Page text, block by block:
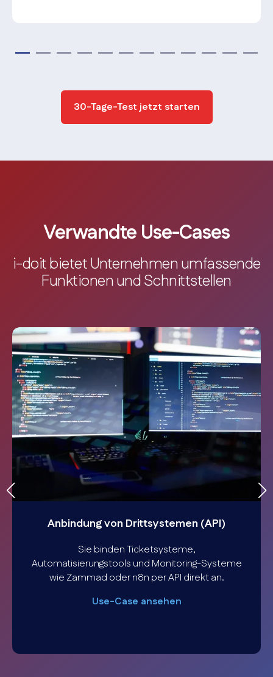
30-Tage-Test jetzt starten
Verwandte Use-Cases
i-doit bietet Unternehmen umfassende
Funktionen und Schnittstellen
Anbindung von Drittsystemen (API)
Sie binden Ticketsysteme,
Automatisierungstools und Monitoring-Systeme
wie Zammad oder n8n per API direkt an.
Use-Case ansehen